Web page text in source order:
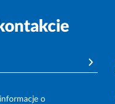
o